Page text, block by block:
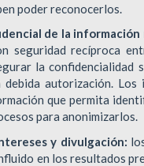
poder reconocerlos.
de la información
seguridad recíproca
la confidencialidad
autorización.
que permita
para anonimizarlos.
y divulgación:
en los resultados